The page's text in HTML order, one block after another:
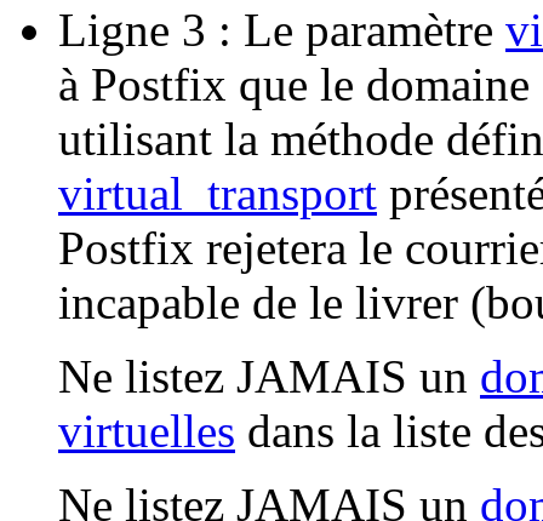
Ligne 3 : Le paramètre
à Postfix que le
utilisant la méthode
virtual_transport
Postfix rejetera le
incapable de le livrer
Ne listez JAMAIS un
virtuelles dans la liste
Ne listez JAMAIS un